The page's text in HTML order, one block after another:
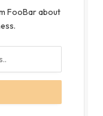
FooBar about